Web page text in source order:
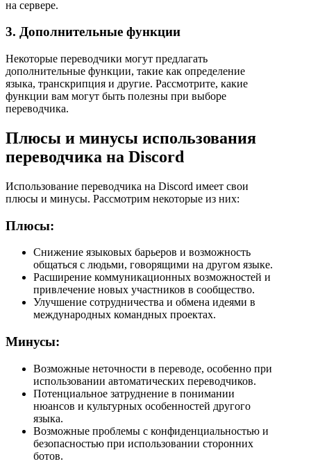
на сервере.
3. Дополнительные функции
Некоторые переводчики могут предлагать
дополнительные функции, такие как определение
языка, транскрипция и другие. Рассмотрите, какие
функции вам могут быть полезны при выборе
переводчика.
Плюсы и минусы использования
переводчика на Discord
Использование переводчика на Discord имеет свои
плюсы и минусы. Рассмотрим некоторые из них:
Плюсы:
Снижение языковых барьеров и возможность
общаться с людьми, говорящими на другом языке.
Расширение коммуникационных возможностей и
привлечение новых участников в сообщество.
Улучшение сотрудничества и обмена идеями в
международных командных проектах.
Минусы:
Возможные неточности в переводе, особенно при
использовании автоматических переводчиков.
Потенциальное затруднение в понимании
нюансов и культурных особенностей другого
языка.
Возможные проблемы с конфиденциальностью и
безопасностью при использовании сторонних
ботов.